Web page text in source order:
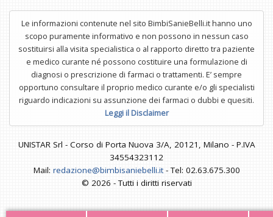
Le informazioni contenute nel sito BimbiSanieBelli.it hanno uno
scopo puramente informativo e non possono in nessun caso
sostituirsi alla visita specialistica o al rapporto diretto tra paziente
e medico curante né possono costituire una formulazione di
diagnosi o prescrizione di farmaci o trattamenti. E’ sempre
opportuno consultare il proprio medico curante e/o gli specialisti
riguardo indicazioni su assunzione dei farmaci o dubbi e quesiti.
Leggi il Disclaimer
UNISTAR Srl - Corso di Porta Nuova 3/A, 20121, Milano - P.IVA
34554323112
Mail: redazione@bimbisaniebelli.it- Tel: 02.63.675.300
© 2026 - Tutti i diritti riservati